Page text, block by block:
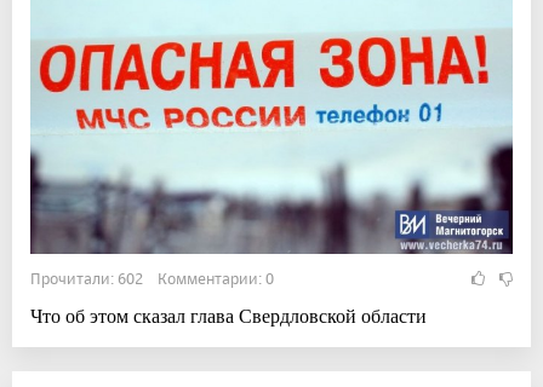
Прочитали: 602 Комментарии: 0
Что об этом сказал глава Свердловской области